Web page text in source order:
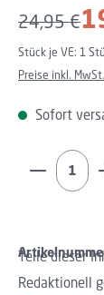
Regulärer
24,95 €
Stück je VE: 1
Preise inkl.
Sofort
Produkt
Teile dieser
Redaktionell